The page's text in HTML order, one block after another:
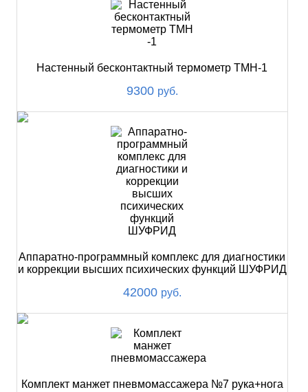
Настенный бесконтактный термометр ТМН-1
9300 руб.
Аппаратно-программный комплекс для диагностики
и коррекции высших психических функций ШУФРИД
42000 руб.
Комплект манжет пневмомассажера №7 рука+нога